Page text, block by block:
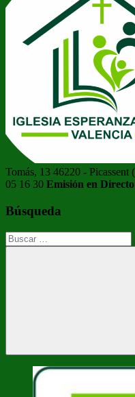
Tomás, 13 46220 -
05 16 30 Emisión en
Búsqueda
Buscar: